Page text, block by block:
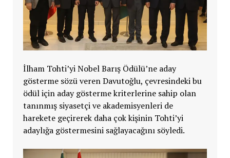
İlham Tohti’yi Nobel Barış Ödülü’ne aday
gösterme sözü veren Davutoğlu, çevresindeki bu
ödül için aday gösterme kriterlerine sahip olan
tanınmış siyasetçi ve akademisyenleri de
harekete geçirerek daha çok kişinin Tohti’yi
adaylığa göstermesini sağlayacağını söyledi.